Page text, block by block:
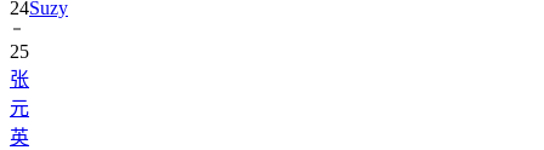
25
张
元
英
26